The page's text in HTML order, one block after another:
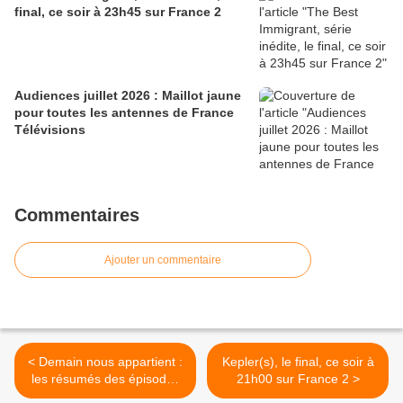
final, ce soir à 23h45 sur France 2
Audiences juillet 2026 : Maillot jaune
pour toutes les antennes de France
Télévisions
Commentaires
Ajouter un commentaire
< Demain nous appartient :
les résumés des épisodes
du 18 au 22/03/19 à 19h20
Kepler(s), le final, ce soir à
21h00 sur France 2 >